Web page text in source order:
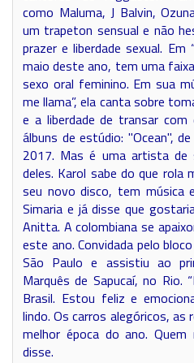
como Maluma, J Balvin,
um trapeton sensual e não
prazer e liberdade sexual. Em
maio deste ano, tem uma
sexo oral feminino. Em sua
me llama”, ela canta sobre
e a liberdade de transar
álbuns de estúdio: "Ocean",
2017. Mas é uma artista de
deles. Karol sabe do que rola
seu novo disco, tem música
Simaria e já disse que
Anitta. A colombiana se
este ano. Convidada pelo
São Paulo e assistiu ao
Marquês de Sapucaí, no Rio.
Brasil. Estou feliz e
lindo. Os carros alegóricos, as
melhor época do ano.
disse.